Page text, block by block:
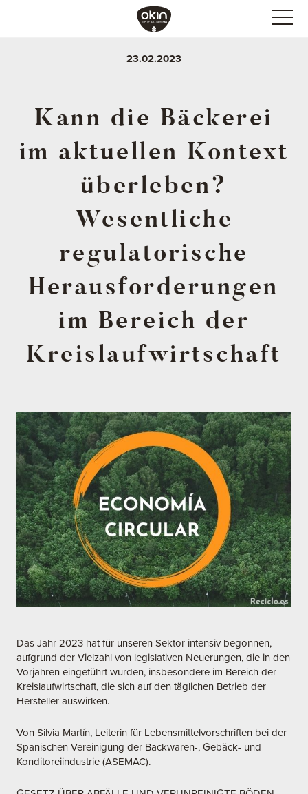
23.02.2023
Kann die Bäckerei
im aktuellen Kontext
überleben?
Wesentliche
regulatorische
Herausforderungen
im Bereich der
Kreislaufwirtschaft
Das Jahr 2023 hat für unseren Sektor intensiv begonnen,
aufgrund der Vielzahl von legislativen Neuerungen, die in den
Vorjahren eingeführt wurden, insbesondere im Bereich der
Kreislaufwirtschaft, die sich auf den täglichen Betrieb der
Hersteller auswirken.
Von Silvia Martín, Leiterin für Lebensmittelvorschriften bei der
Spanischen Vereinigung der Backwaren-, Gebäck- und
Konditoreiindustrie (ASEMAC).